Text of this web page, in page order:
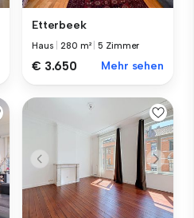
Etterbeek
Haus |280 m² |5 Zimmer
€ 3.650 Mehr sehen